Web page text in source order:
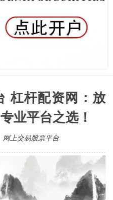
杠杆配资网：放
业平台之选！
网上交易股票平台